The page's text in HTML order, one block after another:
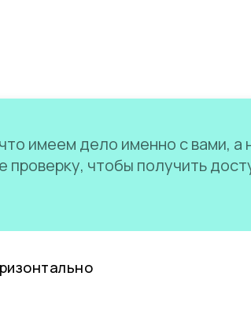
имеем дело именно с вами, а
чтобы получить